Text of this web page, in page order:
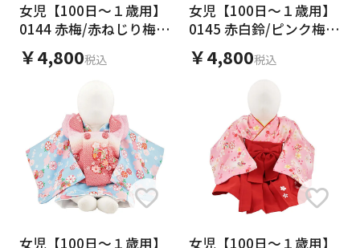
女児【100日～１歳用】
0144 赤梅/赤ねじり梅/
セパレート
￥4,800税込
女児【100日～１歳用】
0145 赤白鈴/ピンク梅/
セパレート
￥4,800税込
女児【100日～１歳用】
女児【100日～１歳用】